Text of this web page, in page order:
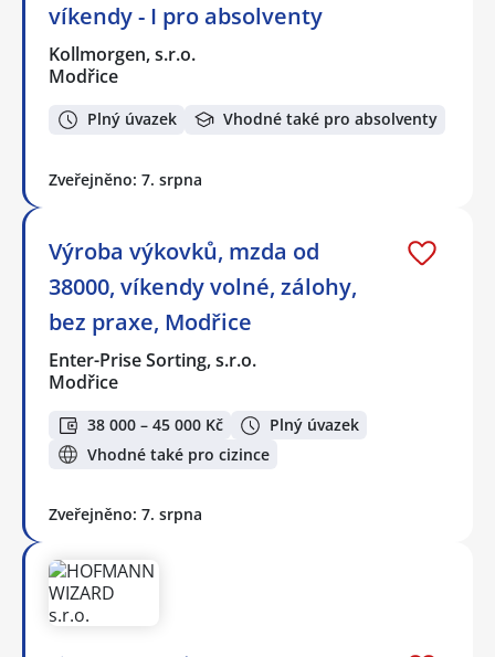
víkendy - I pro absolventy
Kollmorgen, s.r.o.
Modřice
Plný úvazek Vhodné také pro absolventy
Zveřejněno: 7. srpna
Výroba výkovků, mzda od
38000, víkendy volné, zálohy,
bez praxe, Modřice
Enter-Prise Sorting, s.r.o.
Modřice
38 000 – 45 000 Kč
Plný úvazek
Vhodné také pro cizince
Zveřejněno: 7. srpna